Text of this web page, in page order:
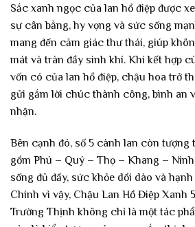
Sắc xanh ngọc của lan hồ điệp được
sự cân bằng, hy vọng và sức sống
mang đến cảm giác thư thái, giúp
mát và tràn đầy sinh khí. Khi kết hợp
vốn có của lan hồ điệp, chậu hoa trở
gửi gắm lời chúc thành công, bình an
nhận.
Bên cạnh đó, số 5 cành lan còn
gồm Phú – Quý – Thọ – Khang –
sống đủ đầy, sức khỏe dồi dào và
Chính vì vậy, Chậu Lan Hồ Điệp Xanh
Trường Thịnh không chỉ là một tác